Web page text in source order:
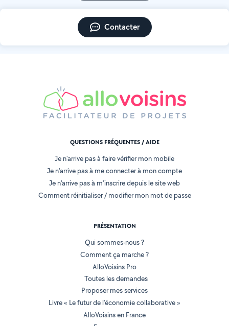
Contacter
QUESTIONS FRÉQUENTES / AIDE
Je n'arrive pas à faire vérifier mon mobile
Je n'arrive pas à me connecter à mon compte
Je n'arrive pas à m'inscrire depuis le site web
Comment réinitialiser / modifier mon mot de passe
PRÉSENTATION
Qui sommes-nous ?
Comment ça marche ?
AlloVoisins Pro
Toutes les demandes
Proposer mes services
Livre « Le futur de l'économie collaborative »
AlloVoisins en France